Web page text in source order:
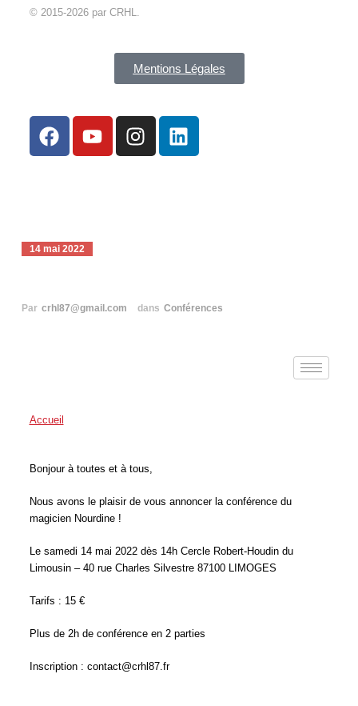
© 2015-2026 par CRHL.
Mentions Légales
14 mai 2022
Par crhl87@gmail.com dans Conférences
Accueil
Bonjour à toutes et à tous,
Nous avons le plaisir de vous annoncer la conférence du
magicien Nourdine !
Le samedi 14 mai 2022 dès 14h Cercle Robert-Houdin du
Limousin – 40 rue Charles Silvestre 87100 LIMOGES
Tarifs : 15 €
Plus de 2h de conférence en 2 parties
Inscription : contact@crhl87.fr